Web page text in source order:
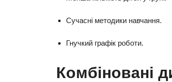
Сучасні методики навчання.
Гнучкий графік роботи.
Комбіновані